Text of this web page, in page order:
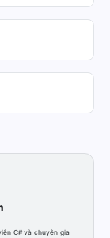
C# và chuyên gia